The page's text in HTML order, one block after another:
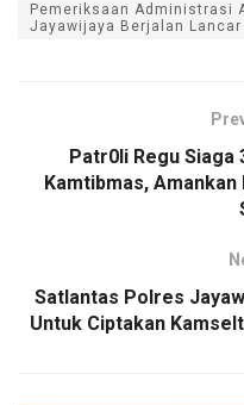
Pemeriksaan Administrasi
Jayawijaya Berjalan Lancar
Patr0li Regu
Kamtibmas,
Satlantas Polres
Untuk Ciptakan